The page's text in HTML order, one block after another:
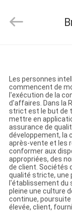
PRODUITS
AU
SUJET
DE
NOUS
VISITE
Technology
Les personnes
commencent de
l'exécution de la
d'affaires. Dans la
strict est le but de
mettre en
assurance de
développement, la
après-vente et les
conformer aux
appropriées, des
de client. Sociétés
qualité stricte, une
l'établissement du
pleine une culture
continue,
élevée, client,